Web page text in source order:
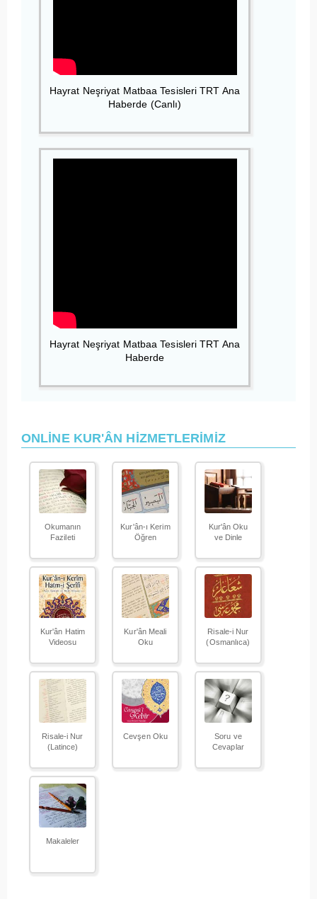
Hayrat Neşriyat Matbaa Tesisleri TRT Ana
Haberde (Canlı)
Hayrat Neşriyat Matbaa Tesisleri TRT Ana
Haberde
ONLİNE KUR'ÂN HİZMETLERİMİZ
Okumanın
Fazileti
Kur'ân-ı Kerim
Öğren
Kur'ân Oku
ve Dinle
Kur'ân Hatim
Videosu
Kur'ân Meali
Oku
Risale-i Nur
(Osmanlıca)
Risale-i Nur
(Latince)
Cevşen Oku
Soru ve
Cevaplar
Makaleler